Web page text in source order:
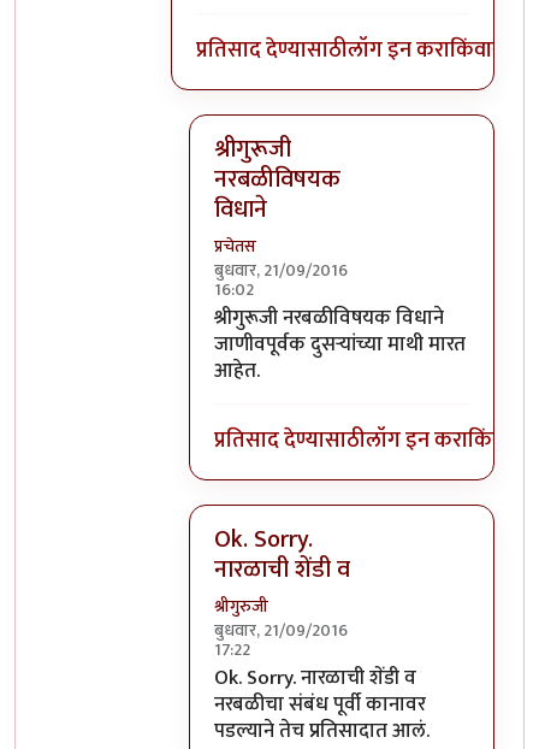
प्रतिसाद देण्यासाठीलॉग इन कराकिंवा
श्रीगुरूजी
नरबळीविषयक
विधाने
प्रचेतस
बुधवार, 21/09/2016
16:02
In reply toघाटपांड्यांनी नारळ फोडणे
श्रीगुरूजी नरबळीविषयक विधाने
जाणीवपूर्वक दुसऱ्यांच्या माथी मारत
आहेत.
प्रतिसाद देण्यासाठीलॉग इन कराकिंवा
Ok. Sorry.
नारळाची शेंडी व
श्रीगुरुजी
बुधवार, 21/09/2016
17:22
In reply toघाटपांड्यांनी नारळ फोडणे
Ok. Sorry. नारळाची शेंडी व
नरबळीचा संबंध पूर्वी कानावर
पडल्याने तेच प्रतिसादात आलं.